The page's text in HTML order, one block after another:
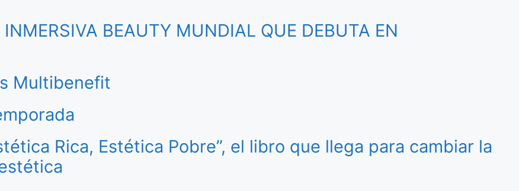
BEAUTY MUNDIAL QUE DEBUTA EN
Multibenefit
Rica, Estética Pobre”, el libro que llega para cambiar la